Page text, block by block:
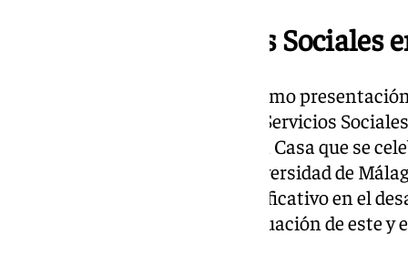
Congreso de Servicios Sociales
Además, este acto ha servido como
académico y profesional sobre Servicios
evaluación del proyecto Vivir en Casa que se
Sociales y del Trabajo de la Universidad de
congreso marcará un hito significativo en el
Casa’, donde se realizará la evaluación de este